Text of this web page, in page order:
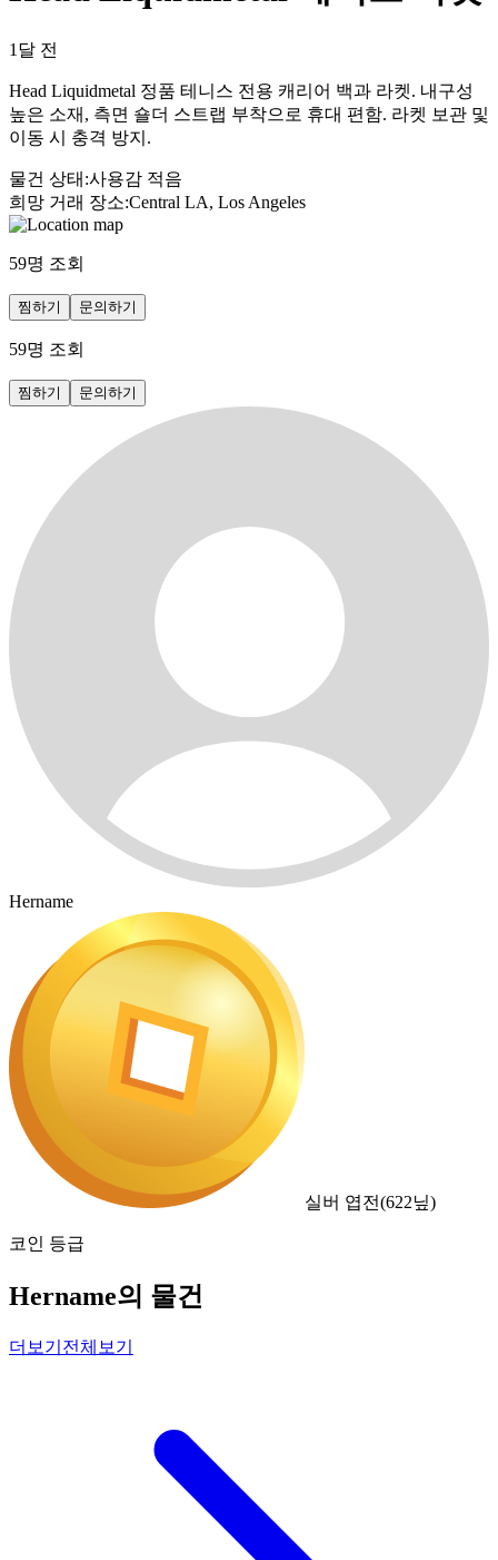
1달 전
Head Liquidmetal 정품 테니스 전용 캐리어 백과 라켓. 내구성
높은 소재, 측면 숄더 스트랩 부착으로 휴대 편함. 라켓 보관 및
이동 시 충격 방지.
물건 상태 :사용감 적음
희망 거래 장소:Central LA, Los Angeles
59명 조회
찜하기 문의하기
59명 조회
찜하기 문의하기
Hername
실버 엽전(622닢)
코인 등급
Hername의 물건
더보기 전체보기